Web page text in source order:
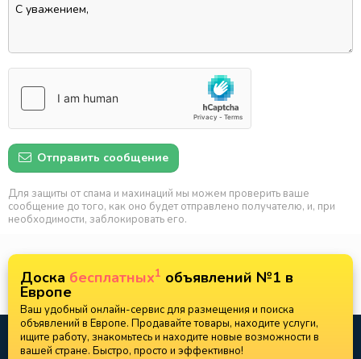
Отправить сообщение
Для защиты от спама и махинаций мы можем проверить ваше
сообщение до того, как оно будет отправлено получателю, и, при
необходимости, заблокировать его.
Доска бесплатных1 объявлений №1 в
Европе
Ваш удобный онлайн-сервис для размещения и поиска
объявлений в Европе. Продавайте товары, находите услуги,
ищите работу, знакомьтесь и находите новые возможности в
вашей стране. Быстро, просто и эффективно!